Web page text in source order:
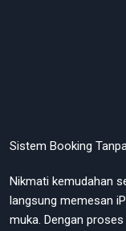
Sistem Booking
Nikmati kemudahan
langsung memesan
muka. Dengan